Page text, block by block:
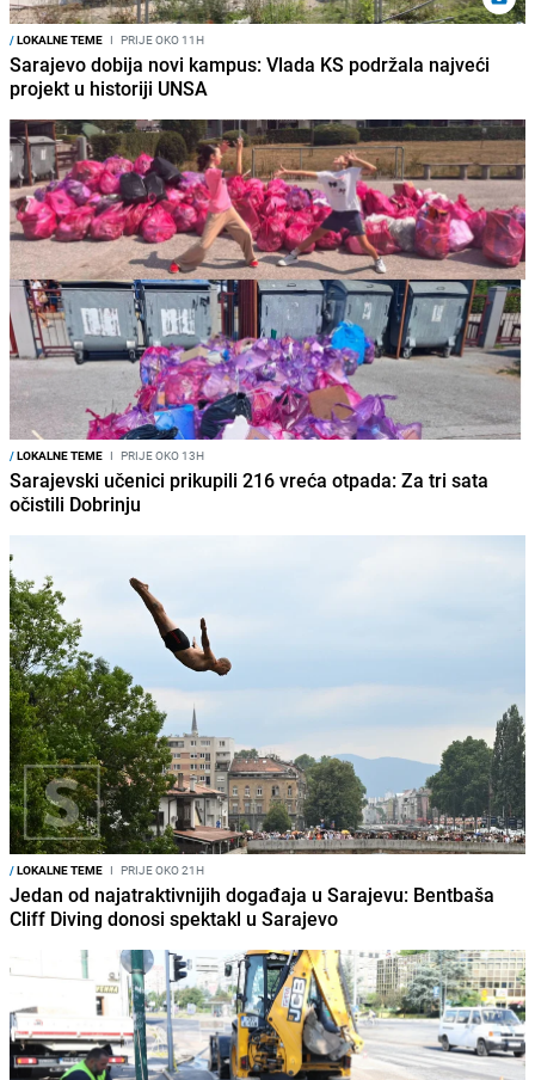
/LOKALNE TEME I PRIJE OKO 11H
Sarajevo dobija novi kampus: Vlada KS podržala najveći
projekt u historiji UNSA
/LOKALNE TEME I PRIJE OKO 13H
Sarajevski učenici prikupili 216 vreća otpada: Za tri sata
očistili Dobrinju
/LOKALNE TEME I PRIJE OKO 21H
Jedan od najatraktivnijih događaja u Sarajevu: Bentbaša
Cliff Diving donosi spektakl u Sarajevo